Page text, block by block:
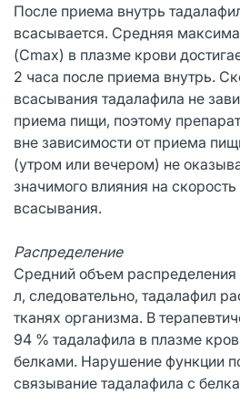
После приема внутрь
всасывается. Средняя
(Cmax) в плазме крови
2 часа после приема внутрь.
всасывания тадалафила не
приема пищи, поэтому
вне зависимости от приема
(утром или вечером) не
значимого влияния на скорость
всасывания.
Распределение
Средний объем распределения
л, следовательно, тадалафил
тканях организма. В
94 % тадалафила в плазме
белками. Нарушение функции
связывание тадалафила с